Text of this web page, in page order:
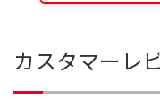
カスタマーレ